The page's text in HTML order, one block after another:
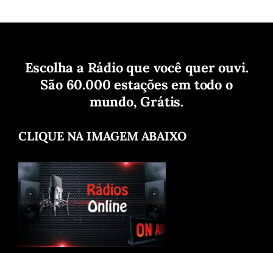
Escolha a Rádio que você quer ouvi.
São 60.000 estações em todo o
mundo, Grátis.
CLIQUE NA IMAGEM ABAIXO